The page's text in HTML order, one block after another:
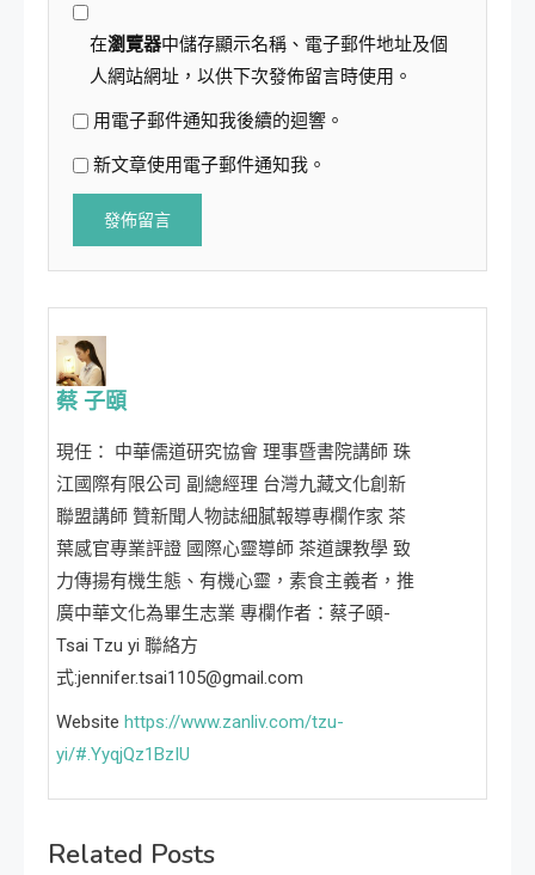
在瀏覽器中儲存顯示名稱、電子郵件地址及個
人網站網址，以供下次發佈留言時使用。
用電子郵件通知我後續的迴響。
新文章使用電子郵件通知我。
蔡 子頤
現任： 中華儒道研究協會 理事暨書院講師 珠
江國際有限公司 副總經理 台灣九藏文化創新
聯盟講師 贊新聞人物誌細膩報導專欄作家 茶
葉感官專業評證 國際心靈導師 茶道課教學 致
力傳揚有機生態、有機心靈，素食主義者，推
廣中華文化為畢生志業 專欄作者：蔡子頤-
Tsai Tzu yi 聯絡方
式:jennifer.tsai1105@gmail.com
Website https://www.zanliv.com/tzu-
yi/#.YyqjQz1BzIU
Related Posts